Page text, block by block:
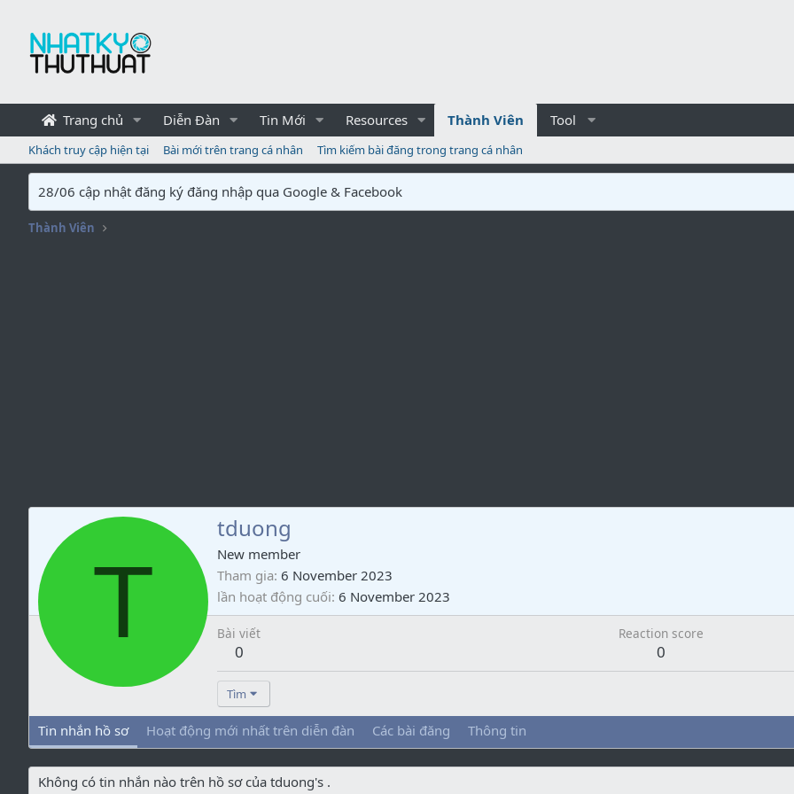
Trang chủ Diễn Đàn Tin Mới Resources Thành Viên Tool
Khách truy cập hiện tại Bài mới trên trang cá nhân Tìm kiếm bài đăng trong trang cá nhân
28/06 cập nhật đăng ký đăng nhập qua Google & Facebook
Thành Viên
T
tduong
New member
Tham gia 6 November 2023
lần hoạt động cuối 6 November 2023
Bài viết
0
Reaction score
0
Tìm
Tin nhắn hồ sơ Hoạt động mới nhất trên diễn đàn Các bài đăng Thông tin
Không có tin nhắn nào trên hồ sơ của tduong's .